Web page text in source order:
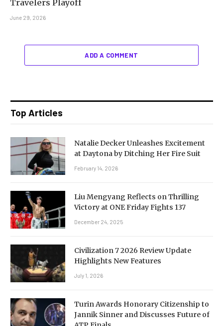
Travelers Playoff
June 29, 2026
ADD A COMMENT
Top Articles
Natalie Decker Unleashes Excitement
at Daytona by Ditching Her Fire Suit
February 14, 2026
Liu Mengyang Reflects on Thrilling
Victory at ONE Friday Fights 137
December 24, 2025
Civilization 7 2026 Review Update
Highlights New Features
July 1, 2026
Turin Awards Honorary Citizenship to
Jannik Sinner and Discusses Future of